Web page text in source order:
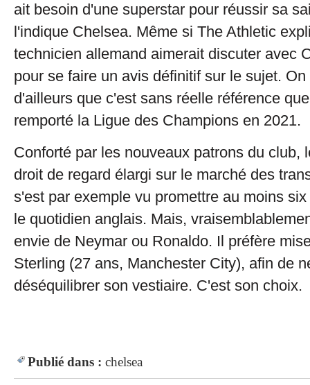
ait besoin d'une superstar pour réussir sa
l'indique Chelsea. Même si The Athletic
technicien allemand aimerait discuter avec
pour se faire un avis définitif sur le sujet.
d'ailleurs que c'est sans réelle référence
remporté la Ligue des Champions en 2021.
Conforté par les nouveaux patrons du club,
droit de regard élargi sur le marché des
s'est par exemple vu promettre au moins
le quotidien anglais. Mais,
envie de Neymar ou Ronaldo. Il préfère
Sterling (27 ans, Manchester City), afin de
déséquilibrer son vestiaire. C'est son choix.
Publié dans : chelsea